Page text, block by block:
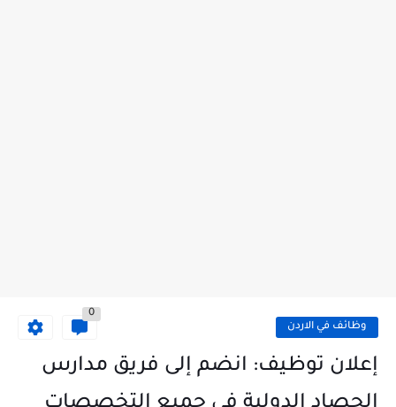
وظائف في الاردن
0
إعلان توظيف: انضم إلى فريق مدارس